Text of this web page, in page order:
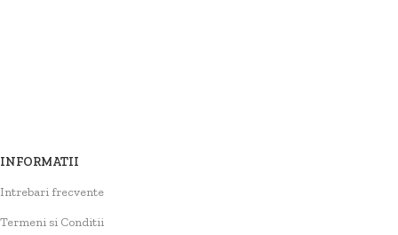
INFORMATII
Intrebari frecvente
Termeni si Conditii